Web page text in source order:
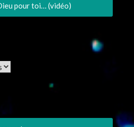
pour toi… (vidéo)